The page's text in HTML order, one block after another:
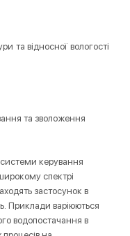
та відносної вологості
та зволоження
керування
спектрі
застосунок в
Приклади варіюються
водопостачання в